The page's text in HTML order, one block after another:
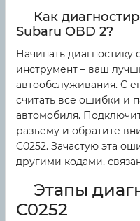
Как
Subaru OBD 2?
Начинать диагностику
инструмент – ваш
автообслуживания. С
считать все ошибки и
автомобиля.
разъему и обратите
C0252. Зачастую эта
другими кодами,
Этапы
C0252